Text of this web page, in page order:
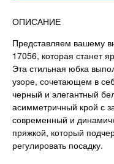
ОПИСАНИЕ
Представляем вашему
17056, которая станет
Эта стильная юбка
узоре, сочетающем в
черный и элегантный
асимметричный крой с
современный и
пряжкой, который
регулировать посадку.